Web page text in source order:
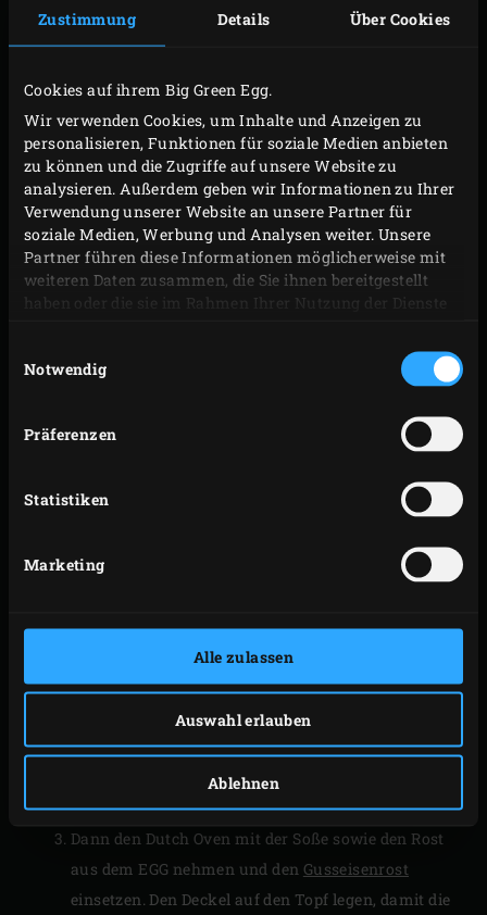
Zustimmung Details Über Cookies
Cookies auf ihrem Big Green Egg.
Wir verwenden Cookies, um Inhalte und Anzeigen zu
personalisieren, Funktionen für soziale Medien anbieten
zu können und die Zugriffe auf unsere Website zu
analysieren. Außerdem geben wir Informationen zu Ihrer
Verwendung unserer Website an unsere Partner für
soziale Medien, Werbung und Analysen weiter. Unsere
Partner führen diese Informationen möglicherweise mit
weiteren Daten zusammen, die Sie ihnen bereitgestellt
haben oder die sie im Rahmen Ihrer Nutzung der Dienste
Notwendig
Präferenzen
Statistiken
Marketing
Alle zulassen
Auswahl erlauben
Ablehnen
Hummer hinzufügen. Den Hummer ca. 3 Minuten
kochen lassen. Normalerweise wird ein Hummer 1
Hummer gleich noch gegrillt wird, fällt die Kochzeit
kürzer aus.
Nun den Hummer aus der Bouillon nehmen.
ZUBEREITUNG
DieHolzkohleim Big Green Egg anzünden und mit
für die Soße einen Topf mit Wasser zum Kochen
bringen und eine Schüssel mit Eiswasser
bereitstellen. Die Pomodori-Tomaten kreuzweise
einschneiden, ca. 10 Sekunden in dem kochenden
abschrecken. Die Tomatenhäute abziehen, die
Das Fruchtfleisch in Stücke schneiden. Die
Das Olivenöl imGreen Dutch Ovenauf dem Rost
erhitzen. Die Schalotte hinzufügen und anbraten,
bis sie glasig ist. Die Zwiebelmischung mit dem
Cognac ablöschen, die Tomatenstücke hinzufügen
und den Tomatensaft in den Topf gießen. Die Soße
2–3 Minuten köcheln lassen; nach jedem Schritt
den Deckel des EGGs schließen.
Dann den Dutch Oven mit der Soße sowie den Rost
aus dem EGG nehmen und den Gusseisenrost
einsetzen. Den Deckel auf den Topf legen, damit die